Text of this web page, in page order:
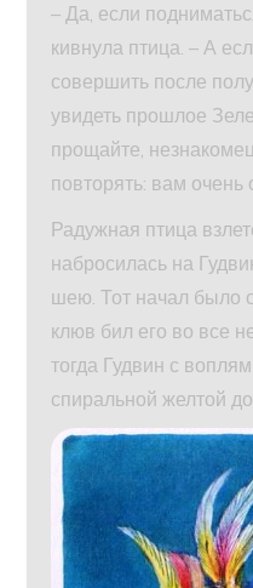
– Да, если
кивнула птица. – А
совершить после
увидеть прошлое
прощайте,
повторять: вам очень
Радужная птица
набросилась на
шею. Тот начал было
клюв бил его во все
тогда Гудвин с
спиральной желтой